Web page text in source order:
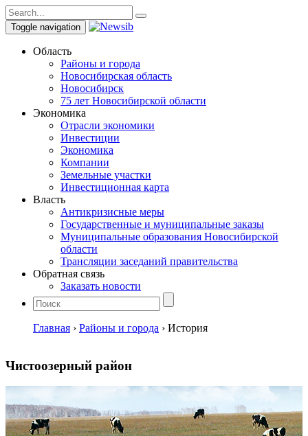
Toggle navigation
Область
Районы и города
Новосибирская область
Новосибирск
75 лет Новосибирской области
Экономика
Отрасли экономики
Инвестиции
Экономика
Компании
Земельные участки
Инвестиционная карта
Власть
Антикризисные меры
Государственные и муниципальные заказы
Муниципальные образования Новосибирской
области
Трансляции заседаний правительства
Обратная связь
Заказать новости
Главная › Районы и города › История
Чистоозерный район